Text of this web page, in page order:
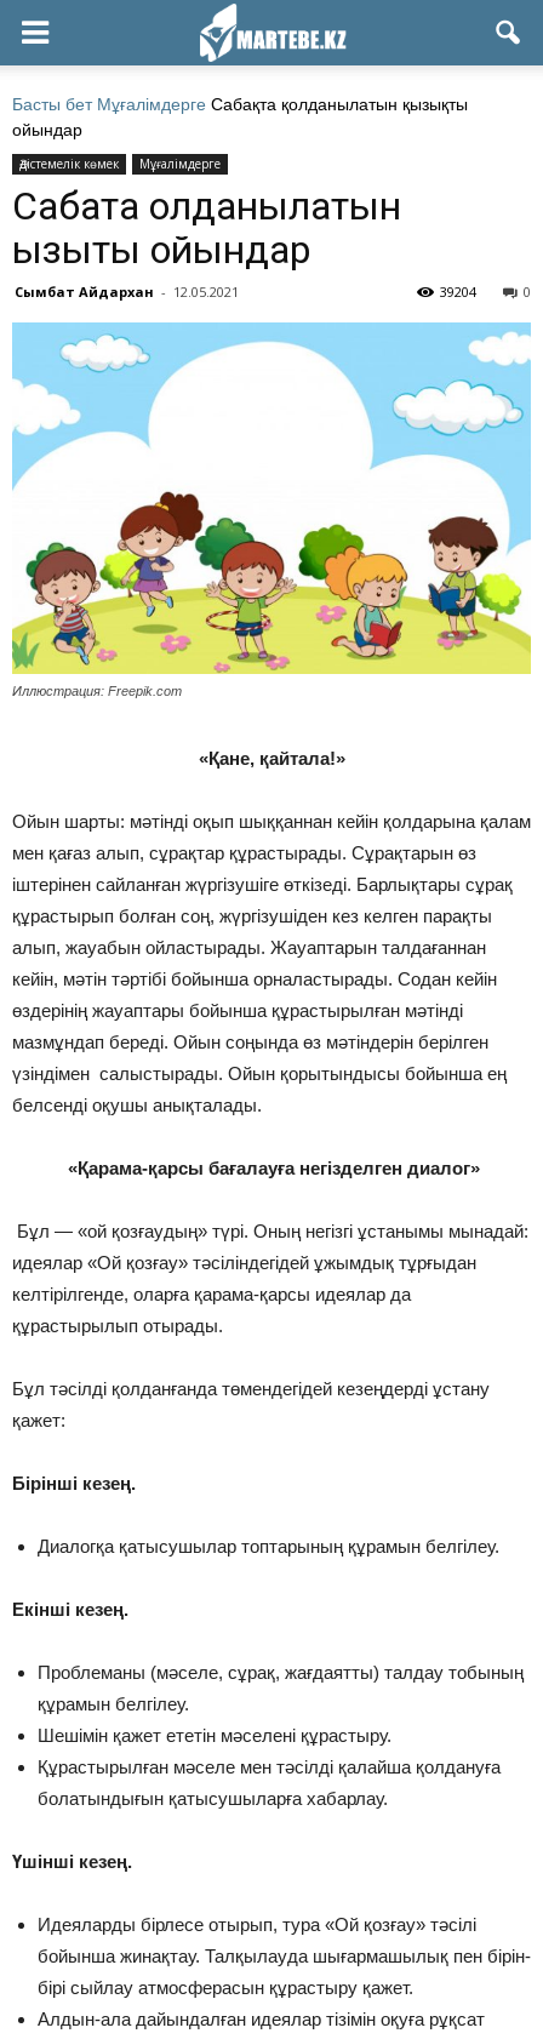
Басты бет Мұғалімдерге Сабақта қолданылатын қызықты
ойындар
Әдістемелік көмек Мұғалімдерге
Сабақта қолданылатын
қызықты ойындар
Сымбат Айдархан - 12.05.2021 0
39204
Иллюстрация: Freepik.com
«Қане, қайтала!»
Ойын шарты: мәтінді оқып шыққаннан кейін қолдарына қалам
мен қағаз алып, сұрақтар құрастырады. Сұрақтарын өз
іштерінен сайланған жүргізушіге өткізеді. Барлықтары сұрақ
құрастырып болған соң, жүргізушіден кез келген парақты
алып, жауабын ойластырады. Жауаптарын талдағаннан
кейін, мәтін тәртібі бойынша орналастырады. Содан кейін
өздерінің жауаптары бойынша құрастырылған мәтінді
мазмұндап береді. Ойын соңында өз мәтіндерін берілген
үзіндімен салыстырады. Ойын қорытындысы бойынша ең
белсенді оқушы анықталады.
«Қарама-қарсы бағалауға негізделген диалог»
Бұл — «ой қозғаудың» түрі. Оның негізгі ұстанымы мынадай:
идеялар «Ой қозғау» тәсіліндегідей ұжымдық тұрғыдан
келтірілгенде, оларға қарама-қарсы идеялар да
құрастырылып отырады.
Бұл тәсілді қолданғанда төмендегідей кезеңдерді ұстану
қажет:
Бірінші кезең.
Диалогқа қатысушылар топтарының құрамын белгілеу.
Екінші кезең.
Проблеманы (мәселе, сұрақ, жағдаятты) талдау тобының
құрамын белгілеу.
Шешімін қажет ететін мәселені құрастыру.
Құрастырылған мәселе мен тәсілді қалайша қолдануға
болатындығын қатысушыларға хабарлау.
Үшінші кезең.
Идеяларды бірлесе отырып, тура «Ой қозғау» тәсілі
бойынша жинақтау. Талқылауда шығармашылық пен бірін-
бірі сыйлау атмосферасын құрастыру қажет.
Алдын-ала дайындалған идеялар тізімін оқуға рұқсат